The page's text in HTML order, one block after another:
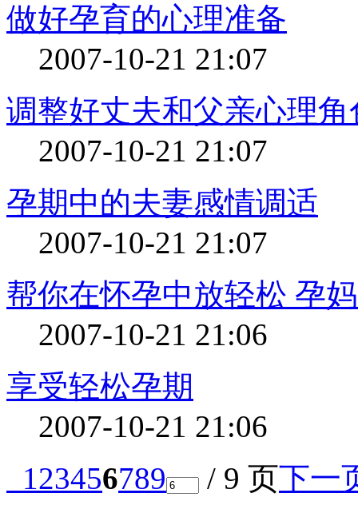
做好孕育的心理准备
2007-10-21 21:07
调整好丈夫和父亲心理角
2007-10-21 21:07
孕期中的夫妻感情调适
2007-10-21 21:07
帮你在怀孕中放轻松 孕
2007-10-21 21:06
享受轻松孕期
2007-10-21 21:06
123456789 / 9 页下一